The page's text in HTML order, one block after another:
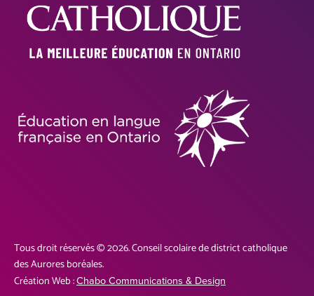
Tous droit réservés © 2026. Conseil scolaire de district catholique
des Aurores boréales.
Création Web :Chabo Communications & Design